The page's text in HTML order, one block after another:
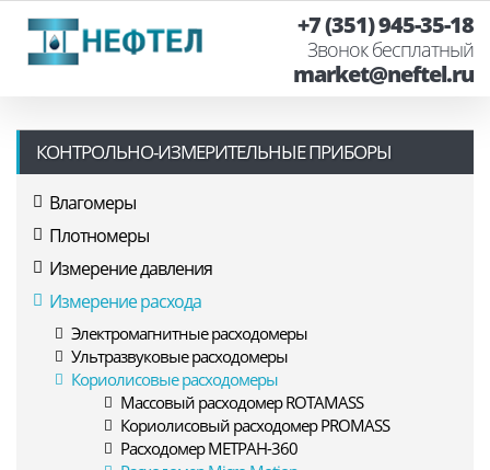
+7 (351) 945-35-18
Звонок бесплатный
market@neftel.ru
КОНТРОЛЬНО-ИЗМЕРИТЕЛЬНЫЕ ПРИБОРЫ
Влагомеры
Плотномеры
Измерение давления
Измерение расхода
Электромагнитные расходомеры
Ультразвуковые расходомеры
Кориолисовые расходомеры
Массовый расходомер ROTAMASS
Кориолисовый расходомер PROMASS
Расходомер МЕТРАН-360